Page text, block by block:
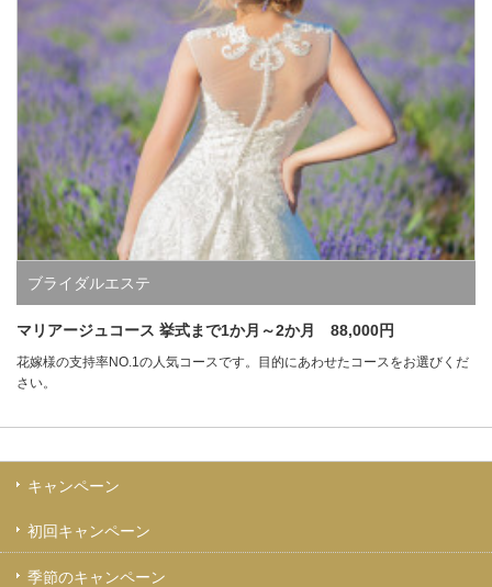
ブライダルエステ
マリアージュコース 挙式まで1か月～2か月 88,000円
花嫁様の支持率NO.1の人気コースです。目的にあわせたコースをお選びくだ
さい。
キャンペーン
初回キャンペーン
季節のキャンペーン